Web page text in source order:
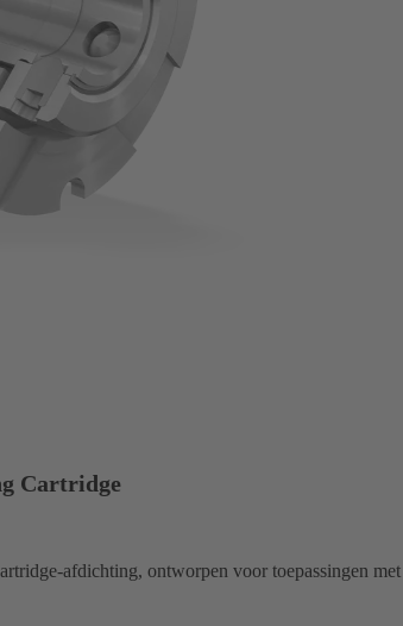
Cartridge
afdichting, ontworpen voor toepassingen met